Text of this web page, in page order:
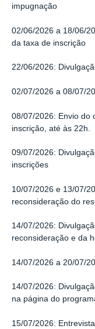
impugnação
02/06/2026 a 18/06/
da taxa de inscrição
22/06/2026:
02/07/2026 a 08/07/
08/07/2026: Envio do
inscrição, até às
09/07/2026:
inscrições
10/07/2026 e 13/07/
reconsideração do
14/07/2026:
reconsideração e da
14/07/2026 a 20/07/
14/07/2026:
na página do
15/07/2026: